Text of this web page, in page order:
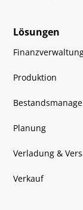
Lösungen
Produktion
Planung
Verladung &
Verkauf